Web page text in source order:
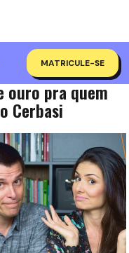
MATRICULE-SE
O
ouro pra quem
Cerbasi